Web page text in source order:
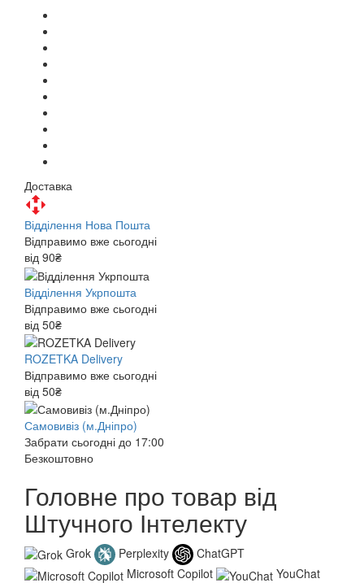
Доставка
Відділення Нова Пошта
Відправимо вже сьогодні
від 90₴
Відділення Укрпошта
Відправимо вже сьогодні
від 50₴
ROZETKA Delivery
Відправимо вже сьогодні
від 50₴
Самовивіз (м.Дніпро)
Забрати сьогодні до 17:00
Безкоштовно
Головне про товар від
Штучного Інтелекту
Grok Perplexity
ChatGPT
Microsoft Copilot
YouChat